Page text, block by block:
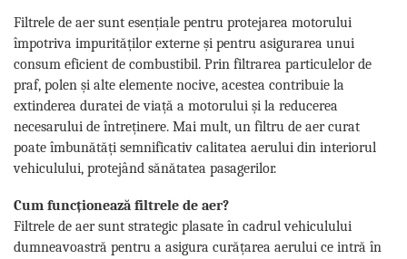
Filtrele de aer sunt esențiale pentru protejarea motorului
împotriva impurităților externe și pentru asigurarea unui
consum eficient de combustibil. Prin filtrarea particulelor de
praf, polen și alte elemente nocive, acestea contribuie la
extinderea duratei de viață a motorului și la reducerea
necesarului de întreținere. Mai mult, un filtru de aer curat
poate îmbunătăți semnificativ calitatea aerului din interiorul
vehiculului, protejând sănătatea pasagerilor.
Cum funcționează filtrele de aer?
Filtrele de aer sunt strategic plasate în cadrul vehiculului
dumneavoastră pentru a asigura curățarea aerului ce intră în